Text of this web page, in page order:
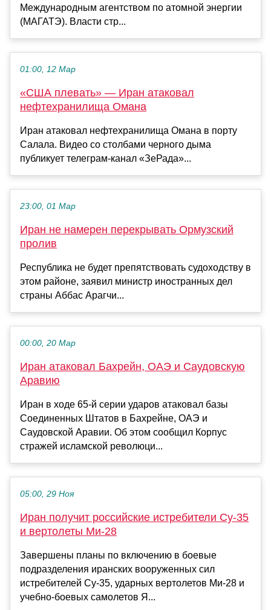
Международным агентством по атомной энергии
(МАГАТЭ). Власти стр...
01:00, 12 Мар
«США плевать» — Иран атаковал
нефтехранилища Омана
Иран атаковал нефтехранилища Омана в порту
Салала. Видео со столбами черного дыма
публикует телеграм-канал «ЗеРада»...
23:00, 01 Мар
Иран не намерен перекрывать Ормузский
пролив
Республика не будет препятствовать судоходству в
этом районе, заявил министр иностранных дел
страны Аббас Арагчи...
00:00, 20 Мар
Иран атаковал Бахрейн, ОАЭ и Саудовскую
Аравию
Иран в ходе 65-й серии ударов атаковал базы
Соединенных Штатов в Бахрейне, ОАЭ и
Саудовской Аравии. Об этом сообщил Корпус
стражей исламской революци...
05:00, 29 Ноя
Иран получит российские истребители Су-35
и вертолеты Ми-28
Завершены планы по включению в боевые
подразделения иранских вооруженных сил
истребителей Су-35, ударных вертолетов Ми-28 и
учебно-боевых самолетов Я...